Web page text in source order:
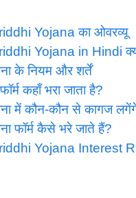
Yojana का ओवरव्यू
Yojana in Hindi
के नियम और शर्तें
कहाँ भरा जाता है?
में कौन-कौन से कागज
फॉर्म कैसे भरे जाते हैं?
Yojana Interest